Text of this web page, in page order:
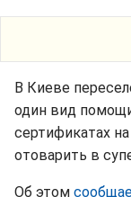
В Киеве
один вид
сертификатах
отоварить в
Об этом